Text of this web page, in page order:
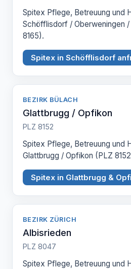
Spitex Pflege, Betreuung und
Schöfflisdorf / Oberweningen
8165).
Spitex in Schöfflisdorf
BEZIRK BÜLACH
Glattbrugg / Opfikon
PLZ 8152
Spitex Pflege, Betreuung und
Glattbrugg / Opfikon (PLZ
Spitex in Glattbrugg &
BEZIRK ZÜRICH
Albisrieden
PLZ 8047
Spitex Pflege, Betreuung und